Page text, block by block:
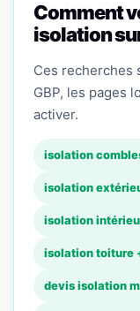
Comment
isolation
Ces recherches
GBP, les pages
activer.
isolation
isolation
isolation
isolation toiture
devis isolation